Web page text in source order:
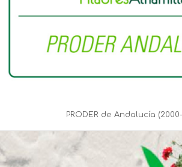
PRODER de Andalucía